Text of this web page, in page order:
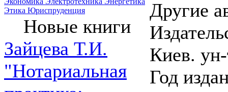
Этика Юриспруденция
Новые книги
Зайцева Т.И.
"Нотариальная
Другие
Киев.
Год